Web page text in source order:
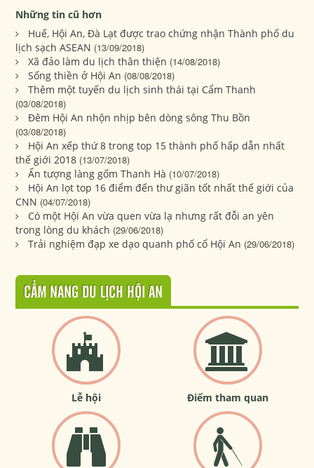
Những tin cũ hơn
Huế, Hội An, Đà Lạt được trao chứng nhận Thành phố du
lịch sạch ASEAN (13/09/2018)
Xã đảo làm du lịch thân thiện (14/08/2018)
Sống thiền ở Hội An (08/08/2018)
Thêm một tuyến du lịch sinh thái tại Cẩm Thanh
(03/08/2018)
Đêm Hội An nhộn nhịp bên dòng sông Thu Bồn
(03/08/2018)
Hội An xếp thứ 8 trong top 15 thành phố hấp dẫn nhất
thế giới 2018 (13/07/2018)
Ấn tượng làng gốm Thanh Hà (10/07/2018)
Hội An lọt top 16 điểm đến thư giãn tốt nhất thế giới của
CNN (04/07/2018)
Có một Hội An vừa quen vừa lạ nhưng rất đỗi an yên
trong lòng du khách (29/06/2018)
Trải nghiệm đạp xe dạo quanh phố cổ Hội An (29/06/2018)
CẨM NANG DU LỊCH HỘI AN
Lễ hội Điểm tham quan